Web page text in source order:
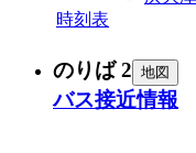
時刻表
のりば 2 地図
バス接近情報